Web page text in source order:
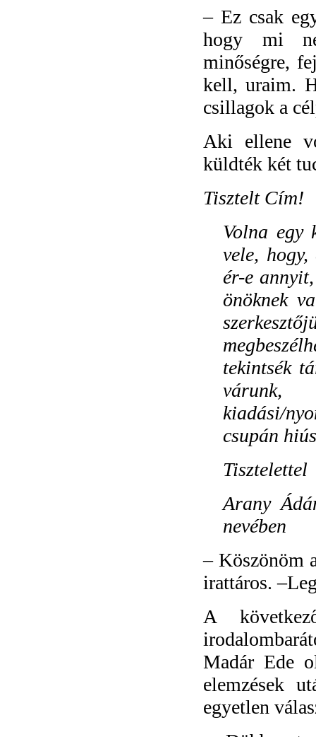
–Ez csak
hogy mi
minőségre,
kell, uraim.
csillagok a
Aki ellene
küldték két
Tisztelt Cím!
Volna egy
vele,
ér-e
önöknek
tekintsék
kiadási/
csupán
Tisztelettel
Arany
nevében
–Köszönöm
irattáros.
A
Madár Ede
elemzések
egyetlen